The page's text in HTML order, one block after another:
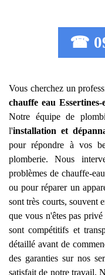
☎
Vous cherchez un
chauffe eau
Notre équipe de
l'installation et
pour répondre à vos
plomberie. Nous
problèmes de chauffe-
ou pour réparer un
sont très courts, souvent
que vous n'êtes pas
sont compétitifs et
détaillé avant de
des garanties sur nos
satisfait de notre travail.